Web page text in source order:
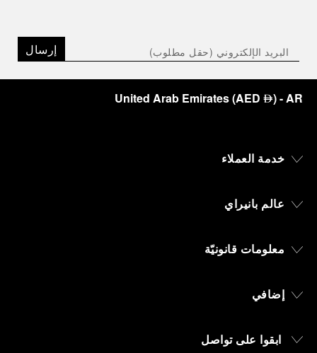
إرسال
United Arab Emirates(AED ⃃)- AR
خدمة العملاء
عالم بانيراي
معلومات قانونيّة
إضافي
ابقوا على تواصل